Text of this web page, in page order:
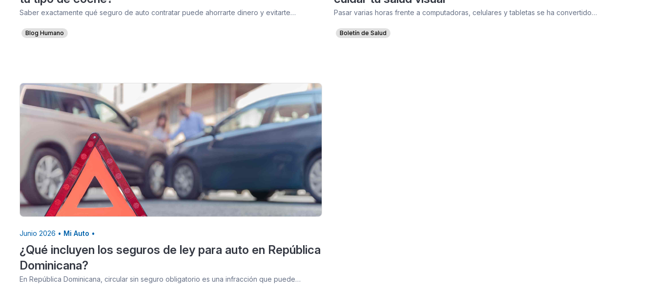
Saber exactamente qué seguro de auto contratar puede ahorrarte dinero y evitarte…
Blog Humano
Pasar varias horas frente a computadoras, celulares y tabletas se ha convertido…
Boletín de Salud
Junio 2026 • Mi Auto •
¿Qué incluyen los seguros de ley para auto en República
Dominicana?
En República Dominicana, circular sin seguro obligatorio es una infracción que puede…